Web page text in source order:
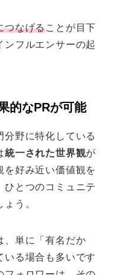
つなげることが目下
ンフルエンサーの起
的なPRが可能
分野に特化している
統一された世界観が
を好み近い価値観を
ひとつのコミュニテ
う。
、単に「有名だか
いる場合も多いです